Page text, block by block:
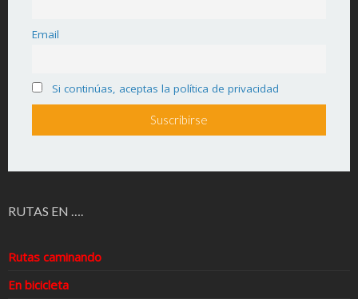
Email
Si continúas, aceptas la política de privacidad
RUTAS EN ….
Rutas caminando
En bicicleta